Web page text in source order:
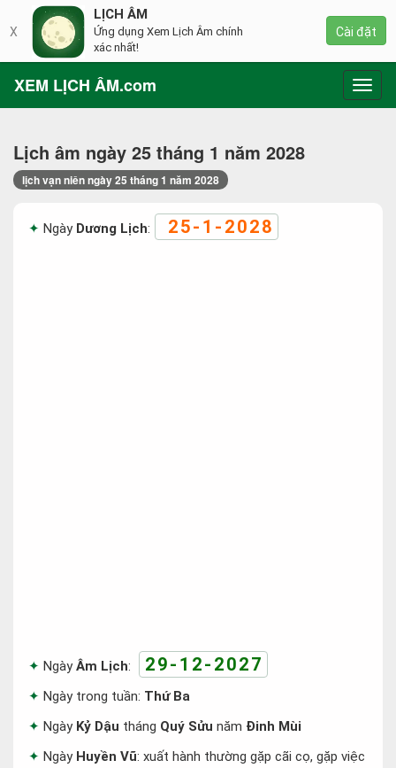
XEM LỊCH ÂM.com
Lịch âm ngày 25 tháng 1 năm 2028
lịch vạn niên ngày 25 tháng 1 năm 2028
Ngày Dương Lịch: 25-1-2028
NgàyÂm Lịch: 29-12-2027
Ngày trong tuần: Thứ Ba
Ngày Kỷ Dậu tháng Quý Sửu năm Đinh Mùi
Ngày Huyền Vũ: xuất hành thường gặp cãi cọ, gặp việc
X
LỊCH ÂM
Ứng dụng Xem Lịch Âm chính
xác nhất!
Cài đặt